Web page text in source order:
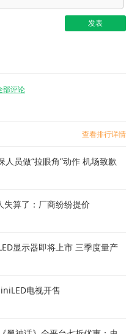
部评论
查看排行详情
员做“拉眼角”动作 机场致歉
失算了：厂商纷纷提价
显示器即将上市 三季度量产
电视开售